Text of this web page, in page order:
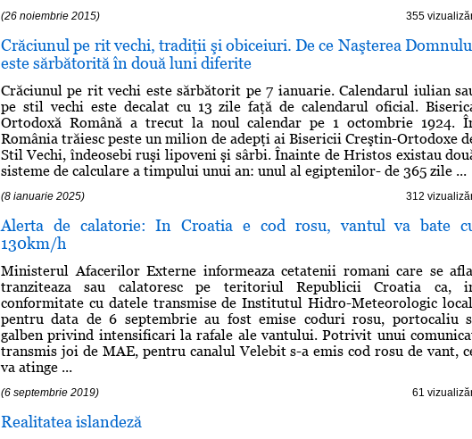
(26 noiembrie 2015) 355
Crăciunul pe rit vechi, tradiţii şi obiceiuri. De ce Naşterea
este sărbătorită în două luni diferite
Crăciunul pe rit vechi este sărbătorit pe 7 ianuarie. Calendarul iulian
pe stil vechi este decalat cu 13 zile faţă de calendarul oficial.
Ortodoxă Română a trecut la noul calendar pe 1 octombrie 1924.
România trăiesc peste un milion de adepţi ai Bisericii Creştin-Ortodoxe
Stil Vechi, îndeosebi ruşi lipoveni şi sârbi. Înainte de Hristos existau
sisteme de calculare a timpului unui an: unul al egiptenilor- de 365 zile ...
(8 ianuarie 2025) 312
Alerta de calatorie: In Croatia e cod rosu, vantul va bate
130km/h
Ministerul Afacerilor Externe informeaza cetatenii romani care se
tranziteaza sau calatoresc pe teritoriul Republicii Croatia ca,
conformitate cu datele transmise de Institutul Hidro-Meteorologic
pentru data de 6 septembrie au fost emise coduri rosu, portocaliu
galben privind intensificari la rafale ale vantului. Potrivit unui
transmis joi de MAE, pentru canalul Velebit s-a emis cod rosu de vant,
va atinge ...
(6 septembrie 2019) 61
Realitatea islandeză